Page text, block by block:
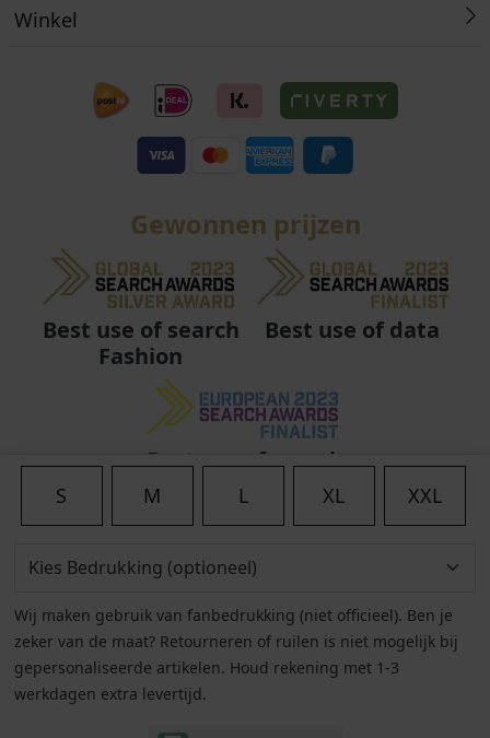
S M L XL XXL
Wij maken gebruik van fanbedrukking (niet officieel). Ben je
zeker van de maat? Retourneren of ruilen is niet mogelijk bij
gepersonaliseerde artikelen. Houd rekening met 1-3
werkdagen extra levertijd.
Winkel
Gewonnen prijzen
Best use of search
Fashion
Best use of data
Best use of search
Fashion